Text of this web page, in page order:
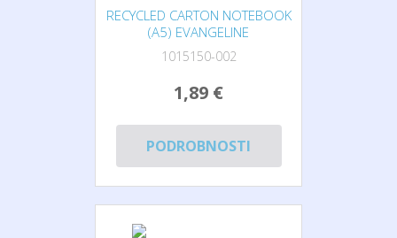
RECYCLED CARTON NOTEBOOK
(A5) EVANGELINE
1015150-002
1,89 €
PODROBNOSTI